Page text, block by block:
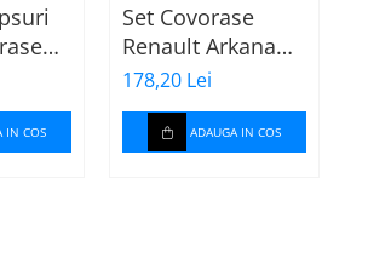
IN COS
Set Covorase
Renault Arkana
tip tavita 603484
178,20 Lei
ADAUGA IN COS